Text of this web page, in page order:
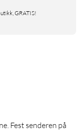
GRATIS!
Fest senderen på